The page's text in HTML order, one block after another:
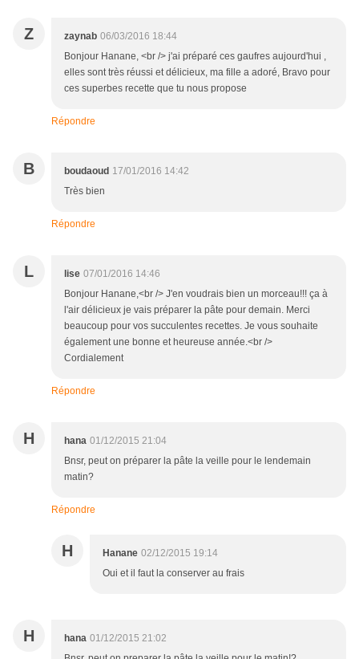
Z zaynab 06/03/2016 18:44
Bonjour Hanane, <br /> j'ai préparé ces gaufres aujourd'hui ,
elles sont très réussi et délicieux, ma fille a adoré, Bravo pour
ces superbes recette que tu nous propose
Répondre
B boudaoud 17/01/2016 14:42
Très bien
Répondre
L lise 07/01/2016 14:46
Bonjour Hanane,<br /> J'en voudrais bien un morceau!!! ça à
l'air délicieux je vais préparer la pâte pour demain. Merci
beaucoup pour vos succulentes recettes. Je vous souhaite
également une bonne et heureuse année.<br />
Cordialement
Répondre
H hana 01/12/2015 21:04
Bnsr, peut on préparer la pâte la veille pour le lendemain
matin?
Répondre
H Hanane 02/12/2015 19:14
Oui et il faut la conserver au frais
H hana 01/12/2015 21:02